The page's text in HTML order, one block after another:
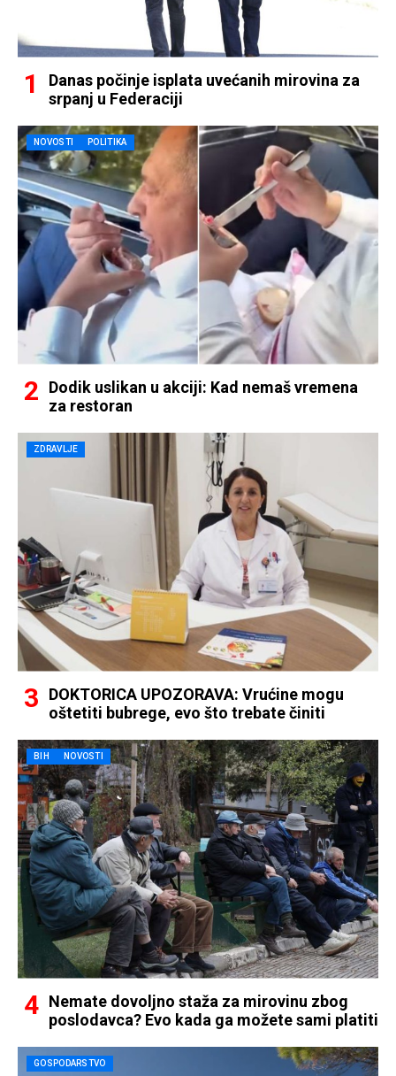
Danas počinje isplata uvećanih mirovina za
srpanj u Federaciji
NOVOSTI POLITIKA
Dodik uslikan u akciji: Kad nemaš vremena
za restoran
ZDRAVLJE
DOKTORICA UPOZORAVA: Vrućine mogu
oštetiti bubrege, evo što trebate činiti
BIH NOVOSTI
Nemate dovoljno staža za mirovinu zbog
poslodavca? Evo kada ga možete sami platiti
GOSPODARSTVO